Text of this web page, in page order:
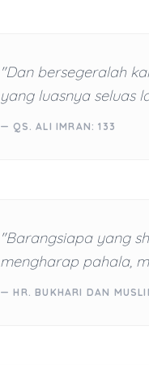
"Dan bersegeralah
yang luasnya seluas
— QS. ALI IMRAN: 133
"Barangsiapa yang
mengharap pahala,
— HR. BUKHARI DAN